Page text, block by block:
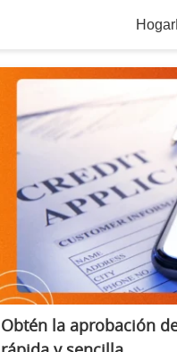
Hogar
Obtén la aprobación